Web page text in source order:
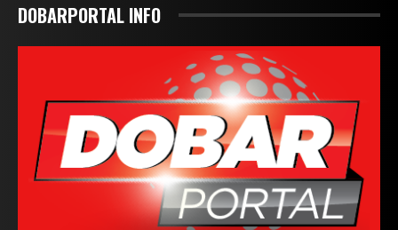
DOBARPORTAL INFO